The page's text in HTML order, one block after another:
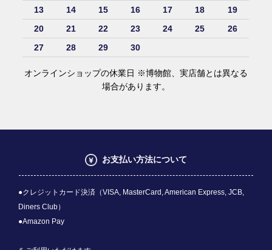
13
14 15 16 17 18
19
20
21 22 23 24 25
26
27
28 29 30
オンラインショップの休業日 ※博物館、実店舗とは異なる
場合があります。
お支払い方法について
●クレジットカード決済（VISA, MasterCard, American Express, JCB,
Diners Club）
●Amazon Pay